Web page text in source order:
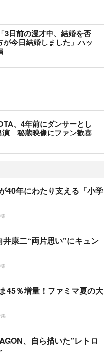
3日前の漫才中、結婚を否
が今日結婚しました」ハッ
、4年前にダンサーとし
演 秘蔵映像にファン歓喜
40年にわたり支える「小学
井康二“両片思い”にキュン
45％増量！ファミマ夏の大
、自ら描いた”レトロ